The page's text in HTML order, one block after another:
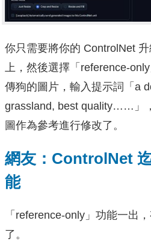
你只需要將你的 ControlNet
上，然後選擇「reference-
傳狗的圖片，輸入提示詞「a
grassland, best quality……」
圖作為參考進行修改了。
網友：ControlNet
能
「reference-only」功能一出
了。